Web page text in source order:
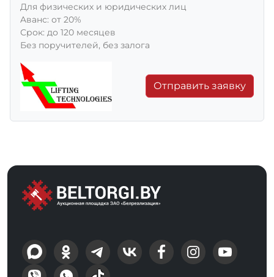
Для физических и юридических лиц
Aванс: от 20%
Срок: до 120 месяцев
Без поручителей, без залога
Отправить заявку